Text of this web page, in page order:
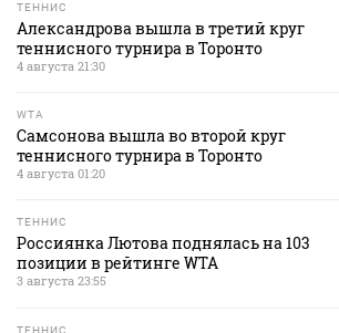
ТЕННИС
Александрова вышла в третий круг
теннисного турнира в Торонто
4 августа 21:30
WTA
Самсонова вышла во второй круг
теннисного турнира в Торонто
4 августа 01:20
ТЕННИС
Россиянка Лютова поднялась на 103
позиции в рейтинге WTA
3 августа 23:55
ТЕННИС